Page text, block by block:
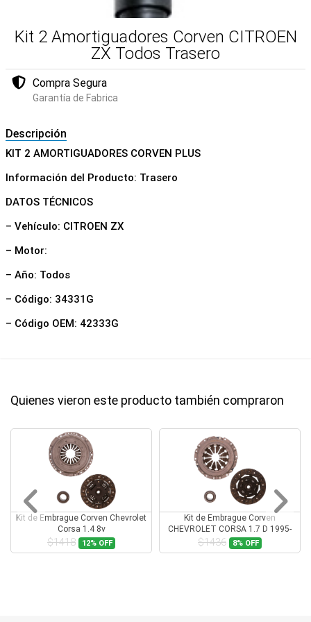
Kit 2 Amortiguadores Corven CITROEN
ZX Todos Trasero
Compra Segura
Garantía de Fabrica
Descripción
KIT 2 AMORTIGUADORES CORVEN PLUS
Información del Producto: Trasero
DATOS TÉCNICOS
– Vehículo: CITROEN ZX
– Motor:
– Año: Todos
– Código: 34331G
– Código OEM: 42333G
Quienes vieron este producto también compraron
Kit de Embrague Corven Chevrolet
Corsa 1.4 8v
$1418 12% OFF
Kit de Embrague Corven
CHEVROLET CORSA 1.7 D 1995-
1999
$1436 8% OFF